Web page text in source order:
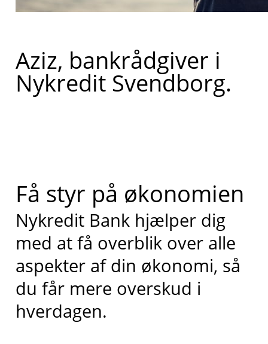
Aziz, bankrådgiver i
Nykredit Svendborg.
Få styr på økonomien
Nykredit Bank hjælper dig
med at få overblik over alle
aspekter af din økonomi, så
du får mere overskud i
hverdagen.